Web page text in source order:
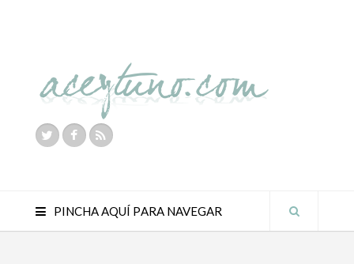
PINCHA AQUÍ PARA NAVEGAR